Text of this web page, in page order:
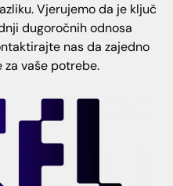
Vjerujemo da je ključ
dugoročnih odnosa
nas da zajedno
vaše potrebe.